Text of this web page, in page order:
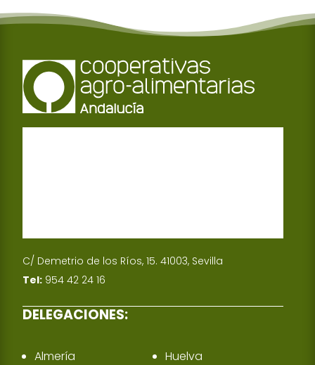
C/ Demetrio de los Ríos, 15. 41003, Sevilla
Tel: 954 42 24 16
DELEGACIONES:
Almería
Huelva